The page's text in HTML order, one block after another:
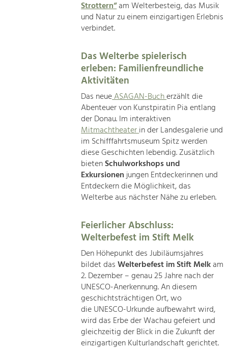
Strottern“am Welterbesteig, das Musik
und Natur zu einem einzigartigen Erlebnis
verbindet.
Das Welterbe spielerisch
erleben: Familienfreundliche
Aktivitäten
Das neueASAGAN-Bucherzählt die
Abenteuer von Kunstpiratin Pia entlang
der Donau. Im interaktiven
Mitmachtheaterin der Landesgalerie und
im Schifffahrtsmuseum Spitz werden
diese Geschichten lebendig. Zusätzlich
bietenSchulworkshops und
Exkursionenjungen Entdeckerinnen und
Entdeckern die Möglichkeit, das
Welterbe aus nächster Nähe zu erleben.
Feierlicher Abschluss:
Welterbefest im Stift Melk
Den Höhepunkt des Jubiläumsjahres
bildet dasWelterbefest im Stift Melkam
2. Dezember – genau 25 Jahre nach der
UNESCO-Anerkennung. An diesem
geschichtsträchtigen Ort, wo
die UNESCO-Urkunde aufbewahrt wird,
wird das Erbe der Wachau gefeiert und
gleichzeitig der Blick in die Zukunft der
einzigartigen Kulturlandschaft gerichtet.